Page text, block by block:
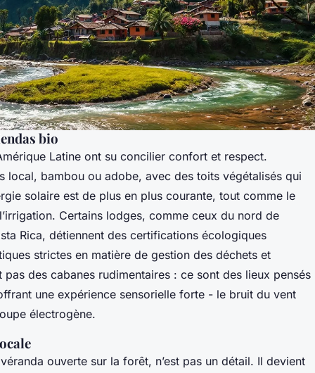
bio
Latine ont su concilier confort et respect.
local, bambou ou adobe, avec des toits végétalisés qui
solaire est de plus en plus courante, tout comme le
Certains lodges, comme ceux du nord de
Rica, détiennent des certifications écologiques
strictes en matière de gestion des déchets et
pas des cabanes rudimentaires : ce sont des lieux pensés
une expérience sensorielle forte - le bruit du vent
électrogène.
ouverte sur la forêt, n’est pas un détail. Il devient